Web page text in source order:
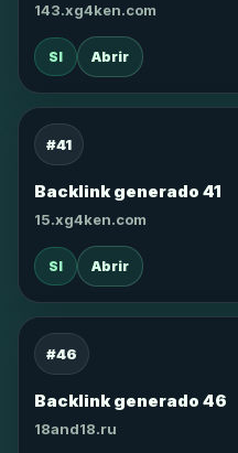
143.xg4ken.com
SI Abrir
#41
Backlink generado 41
15.xg4ken.com
SI Abrir
#46
Backlink generado 46
18and18.ru